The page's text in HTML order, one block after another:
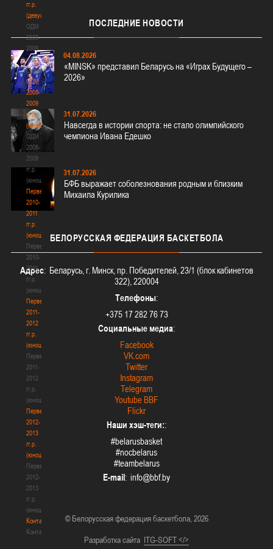
гг.р.
(девушки)
ОДМ
2008-
2009
гг.р.
(девушки)
ОДМ
2008-
2009
гг.р.
(юноши)
ОДМ
2008-
2009
гг.р.
(юноши)
Первенство
2010-
2011
гг.р.
(юноши)
Первенство
2010-
2011
гг.р.
(юноши)
Первенство
2011-
2012
гг.р.
(юноши)
Первенство
2011-
2012
гг.р.
(юноши)
Первенство
2012-
2013
гг.р.
(юноши)
Первенство
2012-
2013
гг.р.
(юноши)
Контакты
Контакты
ПОСЛЕДНИЕ НОВОСТИ
04.08.2026
«MINSK» представил Беларусь на «Играх Будущего –
2026»
31.07.2026
Навсегда в истории спорта: не стало олимпийского
чемпиона Ивана Едешко
31.07.2026
БФБ выражает соболезнования родным и близким
Михаила Курилика
БЕЛОРУССКАЯ ФЕДЕРАЦИЯ БАСКЕТБОЛА
Адрес: Беларусь, г. Минск, пр. Победителей, 23/1 (блок кабинетов
322), 220004
Телефоны:
+375 17 282 76 73
Социальные медиа:
Facebook
VK.com
Twitter
Instagram
Telegram
Youtube BBF
Flickr
Наши хэш-теги::
#belarusbasket
#nocbelarus
#teambelarus
E-mail:
© Белорусская федерация баскетбола, 2026
Разработка сайта ITG-SOFT </>